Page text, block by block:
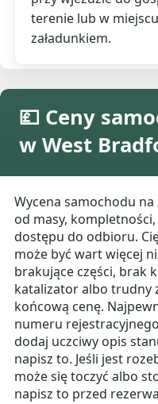
terenie lub w
załadunkiem.
💷 Ceny
w West
Wycena samochodu
od masy,
dostępu do odbioru.
może być wart więcej
brakujące części, brak
katalizator albo trudny
końcową cenę.
numeru
dodaj uczciwy opis
napisz to. Jeśli jest
może się toczyć albo
napisz to przed